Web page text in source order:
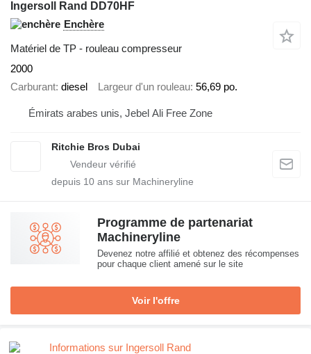
Ingersoll Rand DD70HF
Enchère
Matériel de TP - rouleau compresseur
2000
Carburant diesel Largeur d'un rouleau 56,69 po.
Émirats arabes unis, Jebel Ali Free Zone
Ritchie Bros Dubai
depuis 10 ans sur Machineryline
Programme de partenariat
Machineryline
Devenez notre affilié et obtenez des récompenses
pour chaque client amené sur le site
Voir l'offre
Informations sur Ingersoll Rand